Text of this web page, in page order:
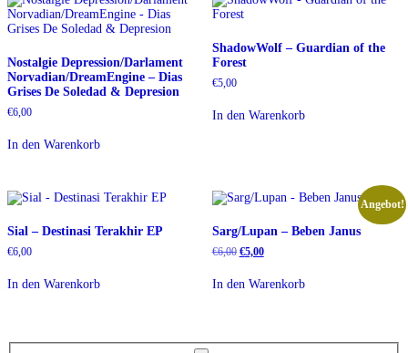
Nostalgie Depression/Darlament
Norvadian/DreamEngine – Dias
Grises De Soledad & Depresion
€6,00
In den Warenkorb
ShadowWolf – Guardian of the
Forest
€5,00
In den Warenkorb
Sial – Destinasi Terakhir EP
€6,00
In den Warenkorb
Angebot!
Sarg/Lupan – Beben Janus
€6,00 Ursprünglicher
war:
€6,00
€5,00Aktueller
€5,00.
In den Warenkorb